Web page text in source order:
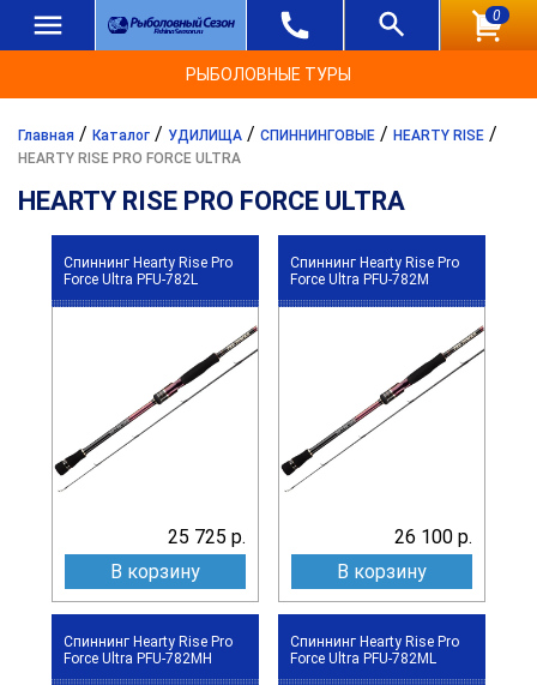
0
РЫБОЛОВНЫЕ ТУРЫ
Главная / Каталог / УДИЛИЩА / СПИННИНГОВЫЕ / HEARTY RISE /
HEARTY RISE PRO FORCE ULTRA
HEARTY RISE PRO FORCE ULTRA
Спиннинг Hearty Rise Pro
Force Ultra PFU-782L
25 725 р.
В корзину
Спиннинг Hearty Rise Pro
Force Ultra PFU-782M
26 100 р.
В корзину
Спиннинг Hearty Rise Pro
Force Ultra PFU-782MH
Спиннинг Hearty Rise Pro
Force Ultra PFU-782ML